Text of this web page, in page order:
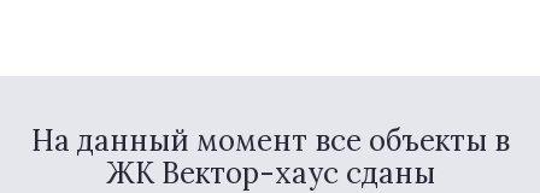
На данный момент все объекты в
ЖК Вектор-хаус сданы